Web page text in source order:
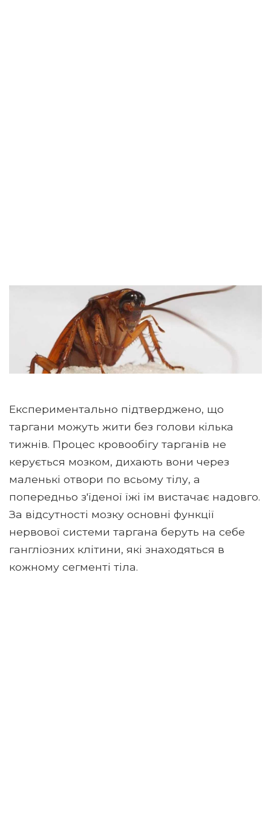
Експериментально підтверджено, що
таргани можуть жити без голови кілька
тижнів. Процес кровообігу тарганів не
керується мозком, дихають вони через
маленькі отвори по всьому тілу, а
попередньо з'їденої їжі їм вистачає надовго.
За відсутності мозку основні функції
нервової системи таргана беруть на себе
гангліозних клітини, які знаходяться в
кожному сегменті тіла.